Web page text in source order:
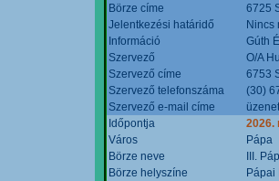
Börze címe
6725
Jelentkezési határidő
Nincs
Információ
Gúth
Szervező
O/A
Szervező címe
6753
Szervező telefonszáma
(30)
Szervező e-mail címe
Időpontja
2026.
Város
Pápa
Börze neve
III.
Börze helyszíne
Pápai